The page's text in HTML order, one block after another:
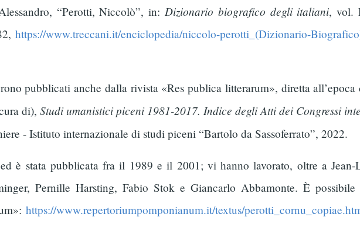
“Perotti, Niccolò”, in: Dizionario biografico degli italiani, vol.
https://www.treccani.it/enciclopedia/niccolo-perotti_(Dizio­nario-
pubblicati anche dalla rivista «Res publica litterarum», diretta all’epoca
di), Studi umanistici piceni 1981-2017. Indice degli Atti dei Congressi
- Istituto internazionale di studi piceni “Bartolo da Sassoferrato”, 2022.
è stata pubblicata fra il 1989 e il 2001; vi hanno lavorato, oltre a Jean-
Pernille Harsting, Fabio Stok e Giancarlo Abbamonte. È
https://www.repertoriumpomponianum.it/textus/